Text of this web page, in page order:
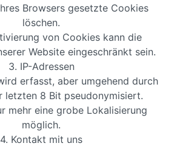
Browsers gesetzte Cookies
löschen.
von Cookies kann die
Website eingeschränkt sein.
3. IP-Adressen
erfasst, aber umgehend durch
letzten 8 Bit pseudonymisiert.
mehr eine grobe Lokalisierung
möglich.
4. Kontakt mit uns